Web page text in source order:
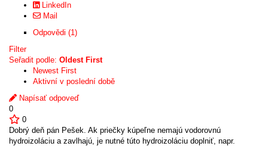
LinkedIn
Mail
Odpovědi (1)
Filter
Seřadit podle: Oldest First
Newest First
Aktivní v poslední době
Napísať odpoveď
0
0
Dobrý deň pán Pešek. Ak priečky kúpeľne nemajú vodorovnú
hydroizoláciu a zavlhajú, je nutné túto hydroizoláciu doplniť, napr.